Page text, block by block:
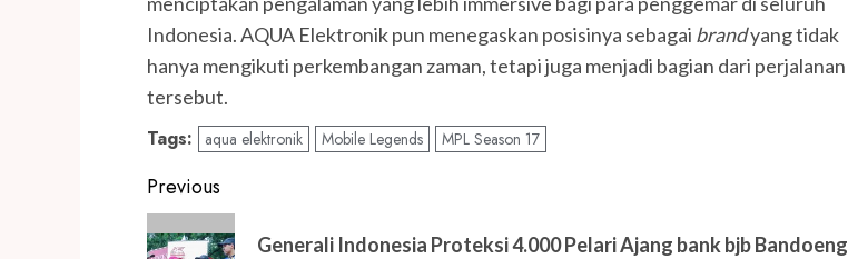
Indonesia. AQUA Elektronik pun menegaskan posisinya sebagai brandyang tidak
hanya mengikuti perkembangan zaman, tetapi juga menjadi bagian dari perjalanan
tersebut.
Tags: aqua elektronik Mobile Legends MPL Season 17
Post
navigation
Previous
Previous
Generali Indonesia Proteksi 4.000 Pelari Ajang bank bjb Bandoeng